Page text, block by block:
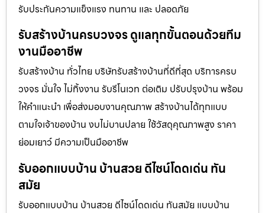
รับประกันความแข็งแรง ทนทาน และ ปลอดภัย
รับสร้างบ้านครบวงจร ดูแลทุกขั้นตอนด้วยทีม
งานมืออาชีพ
รับสร้างบ้าน ทั่วไทย บริษัทรับสร้างบ้านที่ดีที่สุด บริการครบ
วงจร มั่นใจ ไม่ทิ้งงาน รับรีโนเวท ต่อเติม ปรับปรุงบ้าน พร้อม
ให้คำแนะนำ เพื่อส่งมอบงานคุณภาพ สร้างบ้านได้ทุกแบบ
ตามใจเจ้าของบ้าน งบไม่บานปลาย ใช้วัสดุคุณภาพสูง ราคา
ย่อมเยาว์ มีความเป็นมืออาชีพ
รับออกแบบบ้าน บ้านสวย ดีไซน์โดดเด่น ทัน
สมัย
รับออกแบบบ้าน บ้านสวย ดีไซน์โดดเด่น ทันสมัย แบบบ้าน